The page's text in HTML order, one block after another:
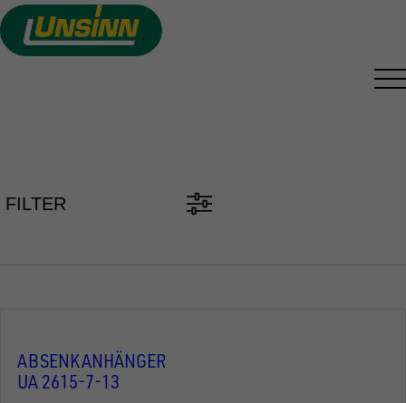
Direkt
zum
Inhalt
FILTER
ABSENKANHÄNGER
UA 2615-7-13